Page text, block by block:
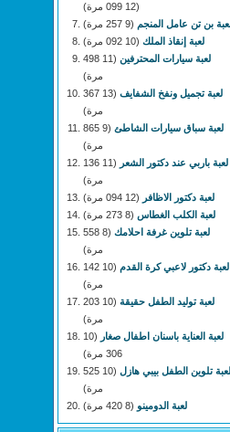
(12 099 مرة)
بن تن عامل المنجم (9 257 مرة)
لعبة إنقاذ الملك (10 092 مرة)
لعبة سيارات المحترفين
(11 498
مرة)
لعبة تجميل ونفخ الشفايف
(13 367
مرة)
لعبة سباق سيارات الشاطئ
(9 865
مرة)
لعبة باربي عند دكتور الشعر
(11 136
مرة)
لعبة دكتور الاظافر (12 094 مرة)
لعبة الكلب الغطاس (8 273 مرة)
لعبة تلوين غرفة احلامك
(8 558
مرة)
لعبة دكتور لاعبي كرة القدم
(10 142
مرة)
لعبة توليد الطفل حقيقة
(10 203
مرة)
لعبة العناية باسنان اطفال صغار
(10
306 مرة)
لعبة تلوين الطفل بيبي هازل
(10 525
مرة)
لعبة الدومينو (8 420 مرة)